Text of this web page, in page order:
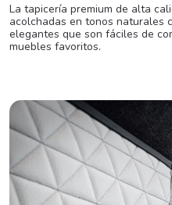
La tapicería premium de alta
acolchadas en tonos naturales
elegantes que son fáciles de
muebles favoritos.